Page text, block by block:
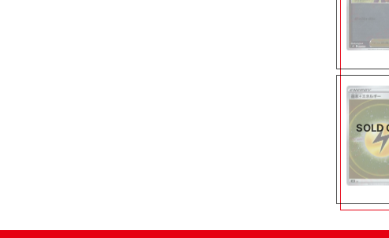
SOLD